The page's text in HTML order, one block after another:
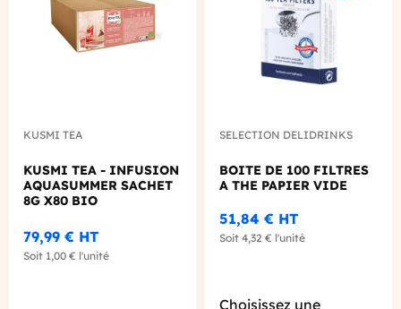
KUSMI TEA
KUSMI TEA - INFUSION
AQUASUMMER SACHET
8G X80 BIO
79,99 € HT
Soit 1,00 € l'unité
SELECTION DELIDRINKS
BOITE DE 100 FILTRES
A THE PAPIER VIDE
51,84 € HT
Soit 4,32 € l'unité
Choisissez une